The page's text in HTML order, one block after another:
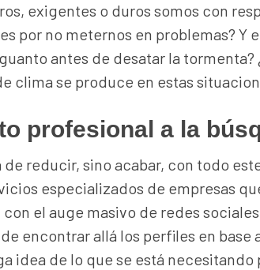
exigentes o duros somos con
por no meternos en problemas? Y
antes de desatar la
clima se produce en estas
profesional a la
de reducir, sino acabar, con todo
especializados de empresas
el auge masivo de redes
encontrar allá los perfiles en base
idea de lo que se está